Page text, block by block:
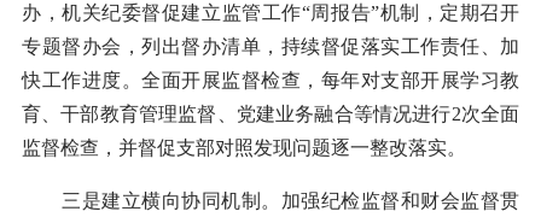
办，机关纪委督促建立监管工作“周报告”机制，定期召开
专题督办会，列出督办清单，持续督促落实工作责任、加
快工作进度。全面开展监督检查，每年对支部开展学习教
育、干部教育管理监督、党建业务融合等情况进行2次全面
监督检查，并督促支部对照发现问题逐一整改落实。
三是建立横向协同机制。加强纪检监督和财会监督贯